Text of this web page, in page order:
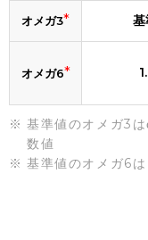
オメガ3* 基
オメガ6*
基準値のオメガ3
数値
基準値のオメガ6